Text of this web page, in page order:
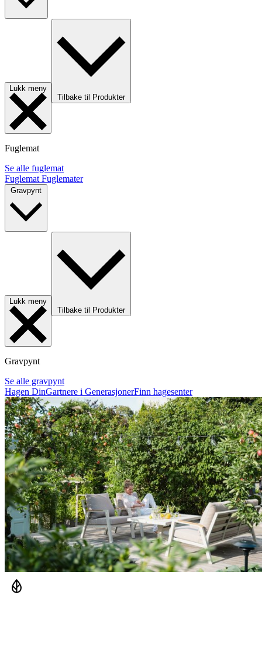
Lukk meny
Tilbake til Produkter
Fuglemat
Se alle fuglemat
Fuglemat Fuglemater
Lukk meny
Tilbake til Produkter
Gravpynt
Se alle gravpynt
Hagen DinGartnere i GenerasjonerFinn hagesenter